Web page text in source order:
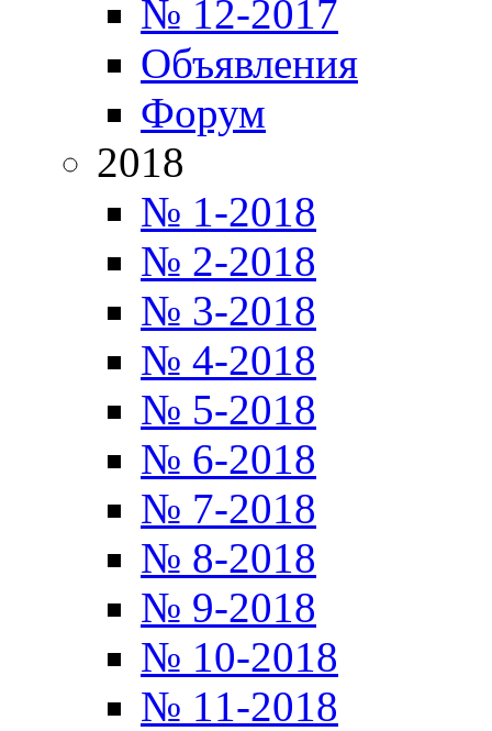
№ 12-2017
Объявления
Форум
2018
№ 1-2018
№ 2-2018
№ 3-2018
№ 4-2018
№ 5-2018
№ 6-2018
№ 7-2018
№ 8-2018
№ 9-2018
№ 10-2018
№ 11-2018